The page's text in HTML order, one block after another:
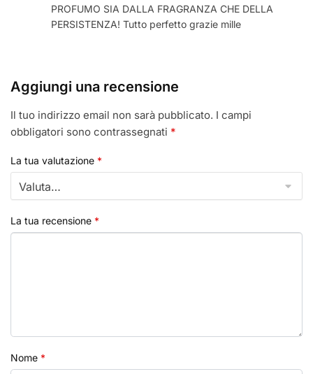
PROFUMO SIA DALLA FRAGRANZA CHE DELLA
PERSISTENZA! Tutto perfetto grazie mille
Aggiungi una recensione
Il tuo indirizzo email non sarà pubblicato. I campi
obbligatori sono contrassegnati *
La tua valutazione *
La tua recensione *
Nome *